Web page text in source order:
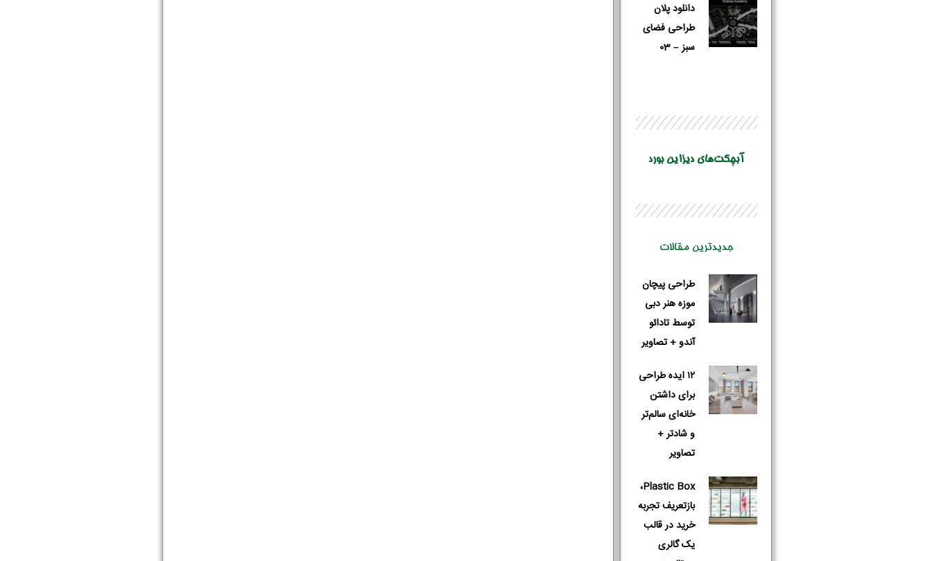
دانلود پلان
طراحی فضای
سبز – 03
آبچکت‌های دیزاین بورد
جدیدترین مقالات
طراحی پیچان
موزه هنر دبی
توسط تادائو
آندو + تصاویر
۱۲ ایده طراحی
برای داشتن
خانه‌ای سالم‌تر
و شادتر +
تصاویر
Plastic Box،
بازتعریف تجربه
خرید در قالب
یک گالری